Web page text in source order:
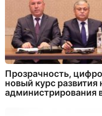
Прозрачность,
новый курс развития
администрирования